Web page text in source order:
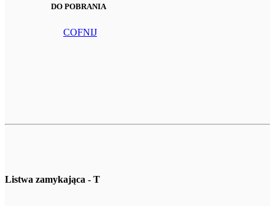
DO POBRANIA
COFNIJ
Listwa zamykająca - T